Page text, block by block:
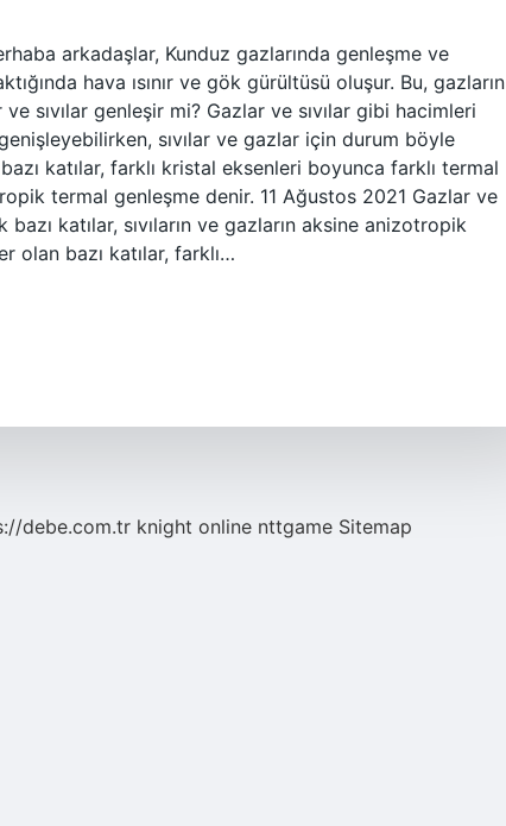
arkadaşlar, Kunduz gazlarında genleşme ve
hava ısınır ve gök gürültüsü oluşur. Bu, gazların
sıvılar genleşir mi? Gazlar ve sıvılar gibi hacimleri
sıvılar ve gazlar için durum böyle
katılar, farklı kristal eksenleri boyunca farklı termal
termal genleşme denir. 11 Ağustos 2021 Gazlar ve
katılar, sıvıların ve gazların aksine anizotropik
olan bazı katılar, farklı…
debe.com.tr knight online nttgame Sitemap